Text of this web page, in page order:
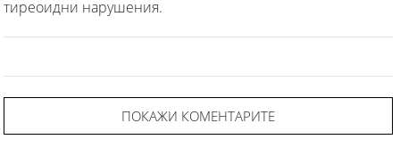
тиреоидни нарушения.
ПОКАЖИ КОМЕНТАРИТЕ